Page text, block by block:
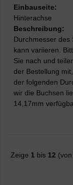
Einbauseite:
Hinterachse
Beschreibung:
Durchmesser des
kann variieren.
Sie nach und
der Bestellung
der folgenden
wir die Buchsen
14,17mm
Zeige 1 bis 12